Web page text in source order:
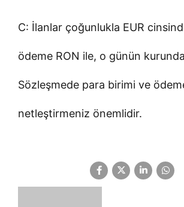
C: İlanlar çoğunlukla EUR
ödeme RON ile, o günün
Sözleşmede para birimi ve
netleştirmeniz önemlidir.